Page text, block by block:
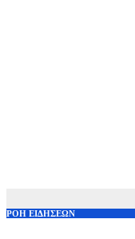
ΡΟΗ ΕΙΔΗΣΕΩΝ